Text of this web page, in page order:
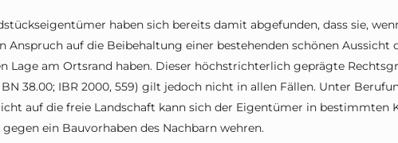
haben sich bereits damit abgefunden, dass sie,
Anspruch auf die Beibehaltung einer bestehenden schönen Aussicht
Lage am Ortsrand haben. Dieser höchstrichterlich geprägte
38.00; IBR 2000, 559) gilt jedoch nicht in allen Fällen. Unter
auf die freie Landschaft kann sich der Eigentümer in bestimmten
ein Bauvorhaben des Nachbarn wehren.